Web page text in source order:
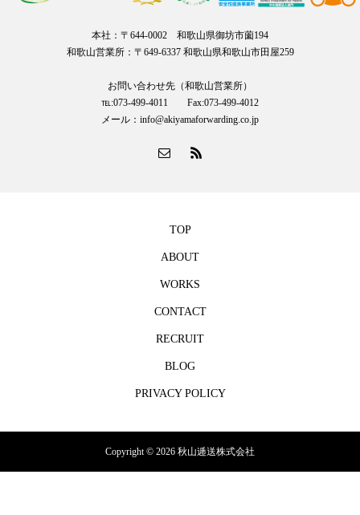
本社：〒644-0002 和歌山県御坊市薗194
和歌山営業所：〒649-6337 和歌山県和歌山市田屋259
お問い合わせ先（和歌山営業所）
℡:073-499-4011 Fax:073-499-4012
メール：info@akiyamaforwarding.co.jp
TOP
ABOUT
WORKS
CONTACT
RECRUIT
BLOG
PRIVACY POLICY
Copyright © 2026 秋山逓送株式会社